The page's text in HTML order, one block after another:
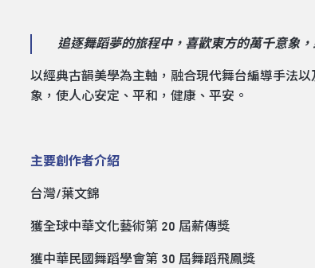
追逐舞蹈夢的旅程中，喜歡東方的萬千意象
以經典古韻美學為主軸，融合現代舞台編導手法
象，使人心安定、平和，健康、平安。
主要創作者介紹
台灣/葉文錦
獲全球中華文化藝術第 20 屆薪傳獎
獲中華民國舞蹈學會第 30 屆舞蹈飛鳳獎